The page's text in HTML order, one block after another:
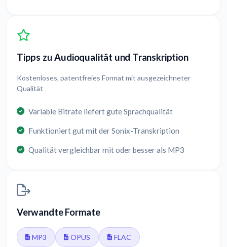
Tipps zu Audioqualität und Transkription
Kostenloses, patentfreies Format mit ausgezeichneter
Qualität
Variable Bitrate liefert gute Sprachqualität
Funktioniert gut mit der Sonix-Transkription
Qualität vergleichbar mit oder besser als MP3
Verwandte Formate
MP3 OPUS FLAC